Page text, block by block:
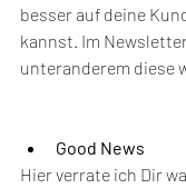
besser auf deine
kannst. Im
unteranderem diese
Good News
Hier verrate ich Dir